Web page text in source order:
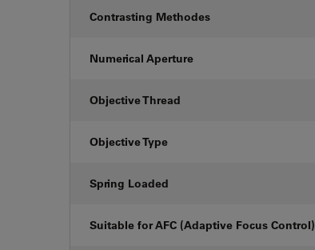
Contrasting Methodes
Numerical Aperture
Objective Thread
Objective Type
Spring Loaded
Suitable for AFC (Adaptive Focus Control)